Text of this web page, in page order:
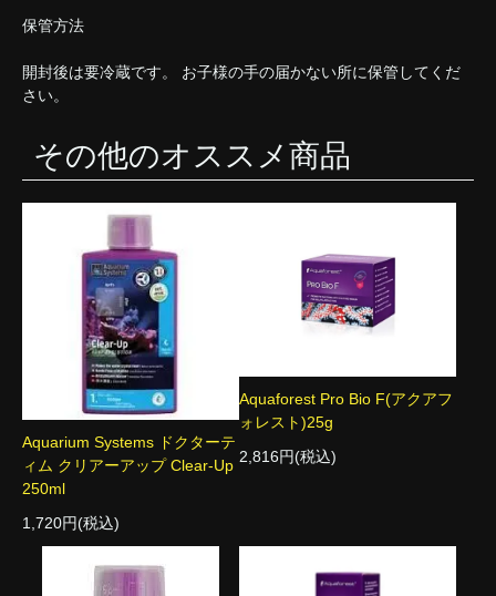
保管方法
開封後は要冷蔵です。 お子様の手の届かない所に保管してくだ
さい。
その他のオススメ商品
Aquarium Systems ドクターテ
ィム クリアーアップ Clear-Up
250ml
1,720円(税込)
Aquaforest Pro Bio F(アクアフ
ォレスト)25g
2,816円(税込)